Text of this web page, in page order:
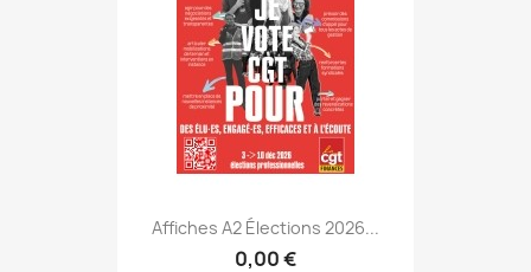
Affiches A2 Élections 2026...
0,00 €